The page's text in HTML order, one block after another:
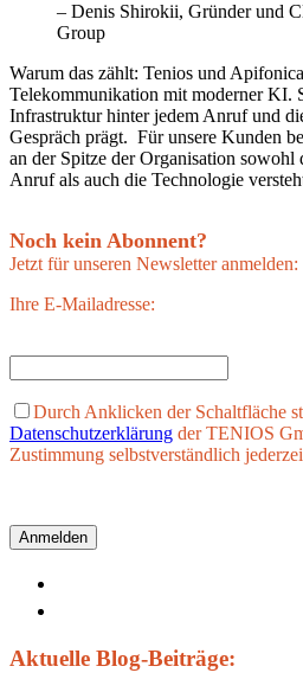
– Denis Shirokii, Gründer und
Group
Warum das zählt: Tenios und
Telekommunikation mit moderner KI.
Infrastruktur hinter jedem Anruf und
Gespräch prägt. Für unsere Kunden
an der Spitze der Organisation
Anruf als auch die Technologie
Noch kein Abonnent?
Jetzt für unseren Newsletter anmelden:
Ihre E-Mailadresse:
Durch Anklicken der Schaltfläche
Datenschutzerklärung der TENIOS
Zustimmung selbstverständlich
Aktuelle Blog-Beiträge: